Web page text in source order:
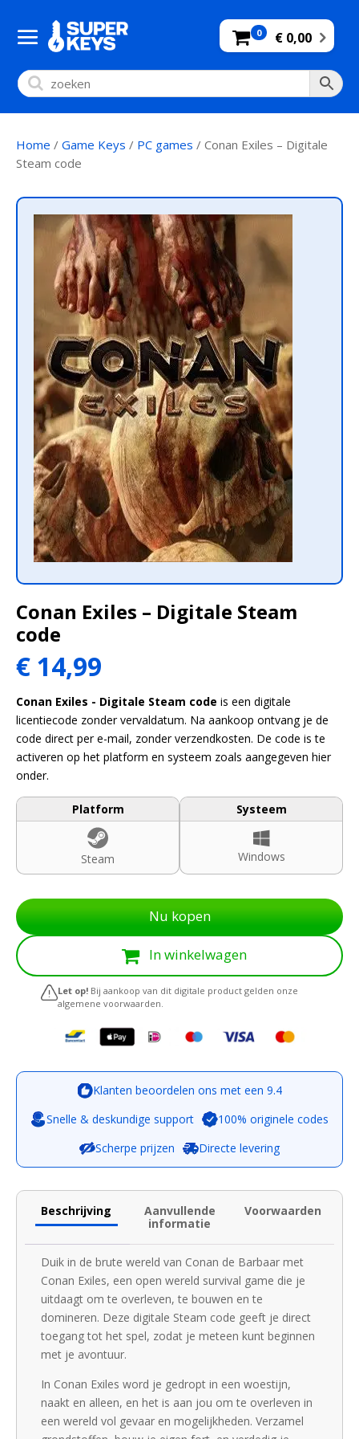
0 € 0,00
Home / Game Keys / PC games / Conan Exiles – Digitale
Steam code
Conan Exiles – Digitale Steam
code
Oorspronkelijke
prijs
was:
€ 22,29.
€ 14,99
is:
€ 14,99.
Conan Exiles - Digitale Steam code is een digitale
licentiecode zonder vervaldatum. Na aankoop ontvang je de
code direct per e-mail, zonder verzendkosten. De code is te
activeren op het platform en systeem zoals aangegeven hier
onder.
Platform
Steam
Systeem
Windows
Nu kopen
In winkelwagen
Let op! Bij aankoop van dit digitale product gelden onze
algemene voorwaarden.
Klanten beoordelen ons met een 9.4
Snelle & deskundige support
100% originele codes
Scherpe prijzen
Directe levering
Beschrijving
Aanvullende
informatie
Voorwaarden
Duik in de brute wereld van Conan de Barbaar met
Conan Exiles, een open wereld survival game die je
uitdaagt om te overleven, te bouwen en te
domineren. Deze digitale Steam code geeft je direct
toegang tot het spel, zodat je meteen kunt beginnen
met je avontuur.
In Conan Exiles word je gedropt in een woestijn,
naakt en alleen, en het is aan jou om te overleven in
een wereld vol gevaar en mogelijkheden. Verzamel